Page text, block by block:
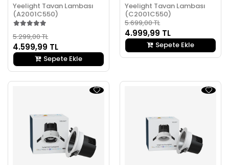
Yeelight Tavan Lambası
(A2001C550)
5.299,00 TL
4.599,99 TL
Sepete Ekle
Yeelight Tavan Lambası
(C2001C550)
5.699,00 TL
4.999,99 TL
Sepete Ekle